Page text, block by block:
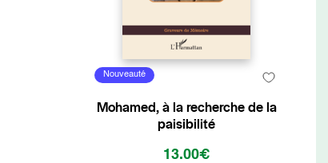
Nouveauté
Mohamed, à la recherche de la
paisibilité
13.00€